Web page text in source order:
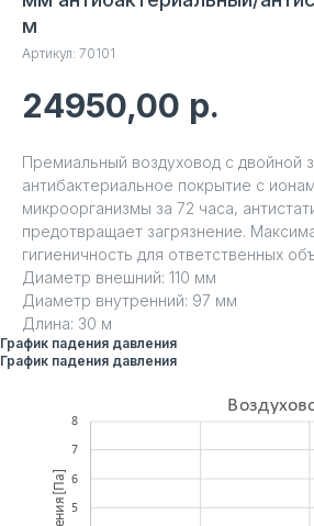
м
Артикул: 70101
24950,00 р.
Премиальный воздуховод с двойной
антибактериальное покрытие с
микроорганизмы за 72 часа,
предотвращает загрязнение.
гигиеничность для ответственных
Диаметр внешний: 110 мм
Диаметр внутренний: 97 мм
Длина: 30 м
График падения давления
График падения давления